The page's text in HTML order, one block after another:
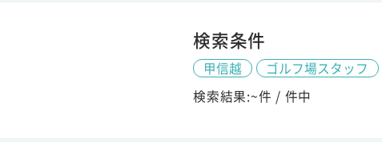
検索条件
甲信越
ゴルフ場スタッフ
検索結果:~件 / 件中